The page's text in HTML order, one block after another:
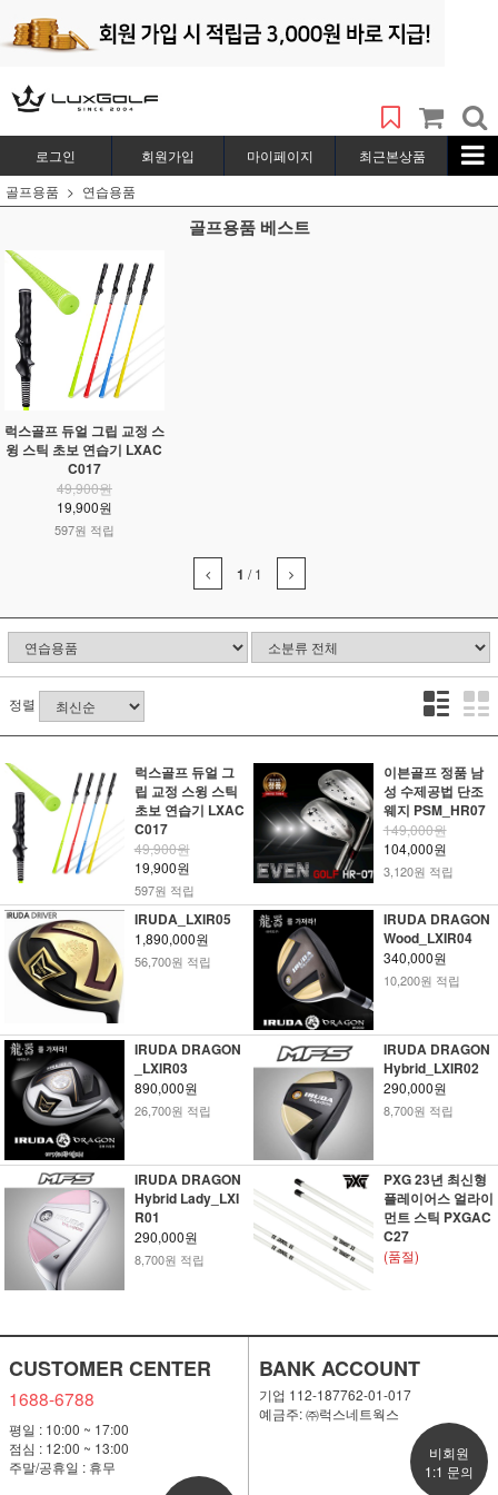
로그인 회원가입 마이페이지
최근본상품
골프용품
연습용품
골프용품 베스트
럭스골프 듀얼 그립 교정 스
윙 스틱 초보 연습기 LXAC
C017
49,900원
19,900원
597원 적립
1 /1
정렬
럭스골프 듀얼 그
립 교정 스윙 스틱
초보 연습기 LXAC
C017
49,900원
19,900원
597원 적립
이븐골프 정품 남
성 수제공법 단조
웨지 PSM_HR07
149,000원
104,000원
3,120원 적립
IRUDA_LXIR05
1,890,000원
56,700원 적립
IRUDA DRAGON
Wood_LXIR04
340,000원
10,200원 적립
IRUDA DRAGON
_LXIR03
890,000원
26,700원 적립
IRUDA DRAGON
Hybrid_LXIR02
290,000원
8,700원 적립
IRUDA DRAGON
Hybrid Lady_LXI
R01
290,000원
8,700원 적립
PXG 23년 최신형
플레이어스 얼라이
먼트 스틱 PXGAC
C27
(품절)
CUSTOMER CENTER
1688-6788
평일 : 10:00 ~ 17:00
점심 : 12:00 ~ 13:00
주말/공휴일 : 휴무
BANK ACCOUNT
기업 112-187762-01-017
예금주: ㈜럭스네트웍스
비회원
1:1 문의